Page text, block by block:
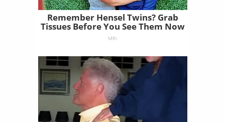
Remember Hensel Twins? Grab
Tissues Before You See Them Now
Mfh